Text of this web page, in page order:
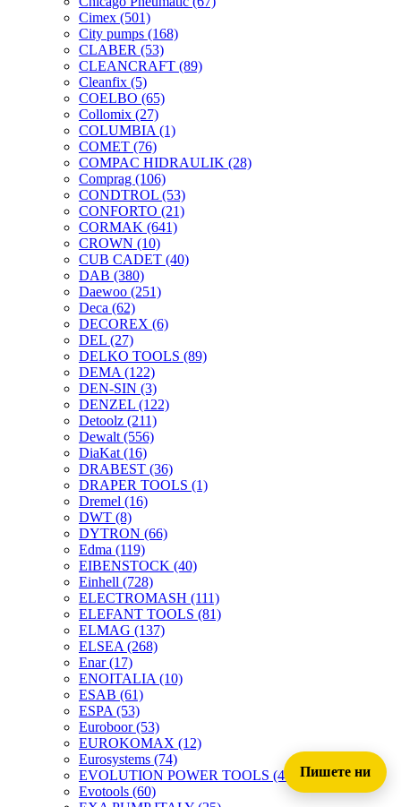
Cimex (501)
City pumps (168)
CLABER (53)
CLEANCRAFT (89)
Cleanfix (5)
COELBO (65)
Collomix (27)
COLUMBIA (1)
COMET (76)
COMPAC HIDRAULIK (28)
Comprag (106)
CONDTROL (53)
CONFORTO (21)
CORMAK (641)
CROWN (10)
CUB CADET (40)
DAB (380)
Daewoo (251)
Deca (62)
DECOREX (6)
DEL (27)
DELKO TOOLS (89)
DEMA (122)
DEN-SIN (3)
DENZEL (122)
Detoolz (211)
Dewalt (556)
DiaKat (16)
DRABEST (36)
DRAPER TOOLS (1)
Dremel (16)
DWT (8)
DYTRON (66)
Edma (119)
EIBENSTOCK (40)
Einhell (728)
ELECTROMASH (111)
ELEFANT TOOLS (81)
ELMAG (137)
ELSEA (268)
Enar(17)
ENOITALIA (10)
ESAB (61)
ESPA (53)
Euroboor(53)
EUROKOMAX (12)
Eurosystems (74)
EVOLUTION POWER TOOLS (45)
Evotools (60)
Пишете ни